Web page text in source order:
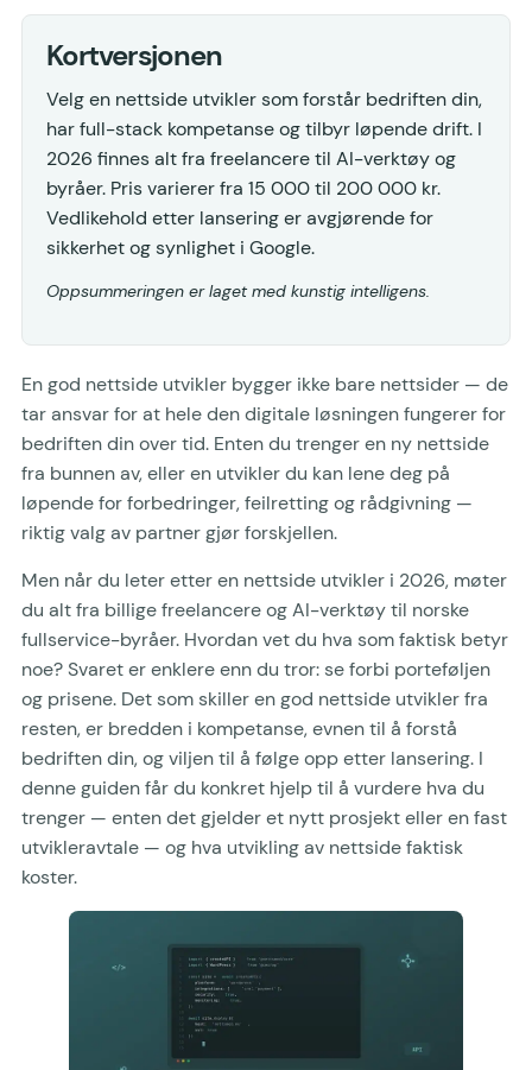
Kortversjonen
Velg en nettside utvikler som forstår bedriften din,
har full-stack kompetanse og tilbyr løpende drift. I
2026 finnes alt fra freelancere til AI-verktøy og
byråer. Pris varierer fra 15 000 til 200 000 kr.
Vedlikehold etter lansering er avgjørende for
sikkerhet og synlighet i Google.
Oppsummeringen er laget med kunstig intelligens.
En god nettside utvikler bygger ikke bare nettsider — de
tar ansvar for at hele den digitale løsningen fungerer for
bedriften din over tid. Enten du trenger en ny nettside
fra bunnen av, eller en utvikler du kan lene deg på
løpende for forbedringer, feilretting og rådgivning —
riktig valg av partner gjør forskjellen.
Men når du leter etter en nettside utvikler i 2026, møter
du alt fra billige freelancere og AI-verktøy til norske
fullservice-byråer. Hvordan vet du hva som faktisk betyr
noe? Svaret er enklere enn du tror: se forbi porteføljen
og prisene. Det som skiller en god nettside utvikler fra
resten, er bredden i kompetanse, evnen til å forstå
bedriften din, og viljen til å følge opp etter lansering. I
denne guiden får du konkret hjelp til å vurdere hva du
trenger — enten det gjelder et nytt prosjekt eller en fast
utvikleravtale — og hva utvikling av nettside faktisk
koster.